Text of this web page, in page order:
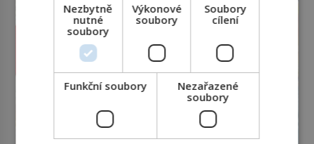
Nezbytně
nutné
soubory
Výkonové
soubory
Soubory
cílení
Funkční soubory
Nezařazené
soubory